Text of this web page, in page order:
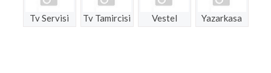
Tv Servisi Tv Tamircisi Vestel Yazarkasa